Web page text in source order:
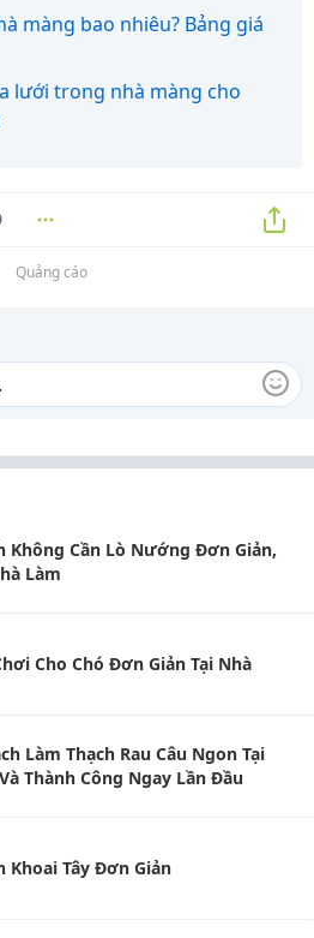
màng bao nhiêu? Bảng giá
lưới trong nhà màng cho
Quảng cáo
Không Cần Lò Nướng Đơn Giản,
Làm
Cho Chó Đơn Giản Tại Nhà
Làm Thạch Rau Câu Ngon Tại
Thành Công Ngay Lần Đầu
Khoai Tây Đơn Giản